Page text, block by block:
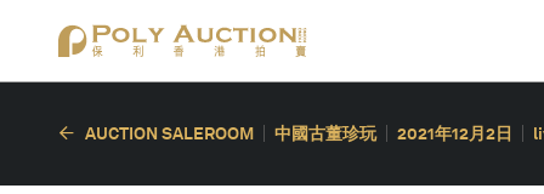
AUCTION SALEROOM 中國古董珍玩 2021年12月2日